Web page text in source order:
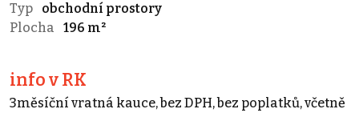
Typ
obchodní prostory
Plocha
196 m²
info v RK
3měsíční vratná kauce, bez DPH, bez poplatků, včetně